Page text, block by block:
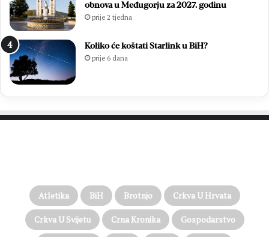
obnova u Međugorju za 2027. godinu
prije 2 tjedna
Koliko će koštati Starlink u BiH?
prije 6 dana
Atletika BiH Brotnjo Crkva U Hrvata
Crkva U Svijetu Crna Kronika Gospodarstvo